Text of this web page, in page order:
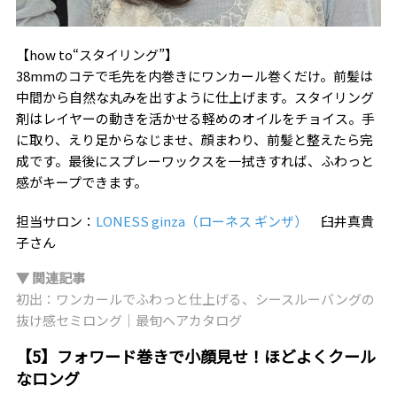
【how to“スタイリング”】
38mmのコテで毛先を内巻きにワンカール巻くだけ。前髪は
中間から自然な丸みを出すように仕上げます。スタイリング
剤はレイヤーの動きを活かせる軽めのオイルをチョイス。手
に取り、えり足からなじませ、顔まわり、前髪と整えたら完
成です。最後にスプレーワックスを一拭きすれば、ふわっと
感がキープできます。
担当サロン： LONESS ginza（ローネス ギンザ）
臼井真貴
子さん
▼ 関連記事
初出：ワンカールでふわっと仕上げる、シースルーバングの
抜け感セミロング｜最旬ヘアカタログ
【5】フォワード巻きで小顔見せ！ほどよくクール
なロング